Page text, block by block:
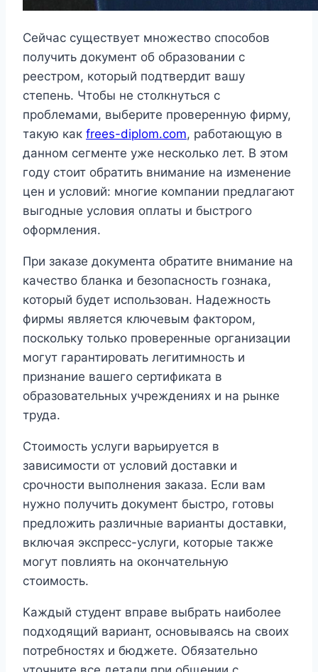
Сейчас существует множество способов
получить документ об образовании с
реестром, который подтвердит вашу
степень. Чтобы не столкнуться с
проблемами, выберите проверенную фирму,
такую как frees-diplom.com, работающую в
данном сегменте уже несколько лет. В этом
году стоит обратить внимание на изменение
цен и условий: многие компании предлагают
выгодные условия оплаты и быстрого
оформления.
При заказе документа обратите внимание на
качество бланка и безопасность гознака,
который будет использован. Надежность
фирмы является ключевым фактором,
поскольку только проверенные организации
могут гарантировать легитимность и
признание вашего сертификата в
образовательных учреждениях и на рынке
труда.
Стоимость услуги варьируется в
зависимости от условий доставки и
срочности выполнения заказа. Если вам
нужно получить документ быстро, готовы
предложить различные варианты доставки,
включая экспресс-услуги, которые также
могут повлиять на окончательную
стоимость.
Каждый студент вправе выбрать наиболее
подходящий вариант, основываясь на своих
потребностях и бюджете. Обязательно